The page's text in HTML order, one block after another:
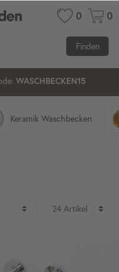
0 0
Finden
19 - Code:XXL-20
Keramik Waschbecken